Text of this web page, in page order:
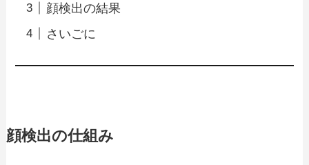
顔検出の結果
さいごに
顔検出の仕組み